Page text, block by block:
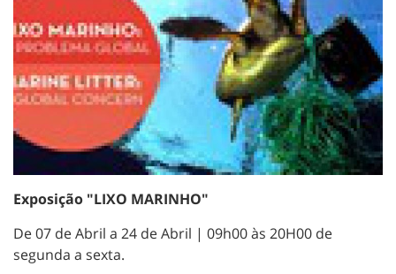
Exposição "LIXO MARINHO"
De 07 de Abril a 24 de Abril | 09h00 às 20H00 de
segunda a sexta.